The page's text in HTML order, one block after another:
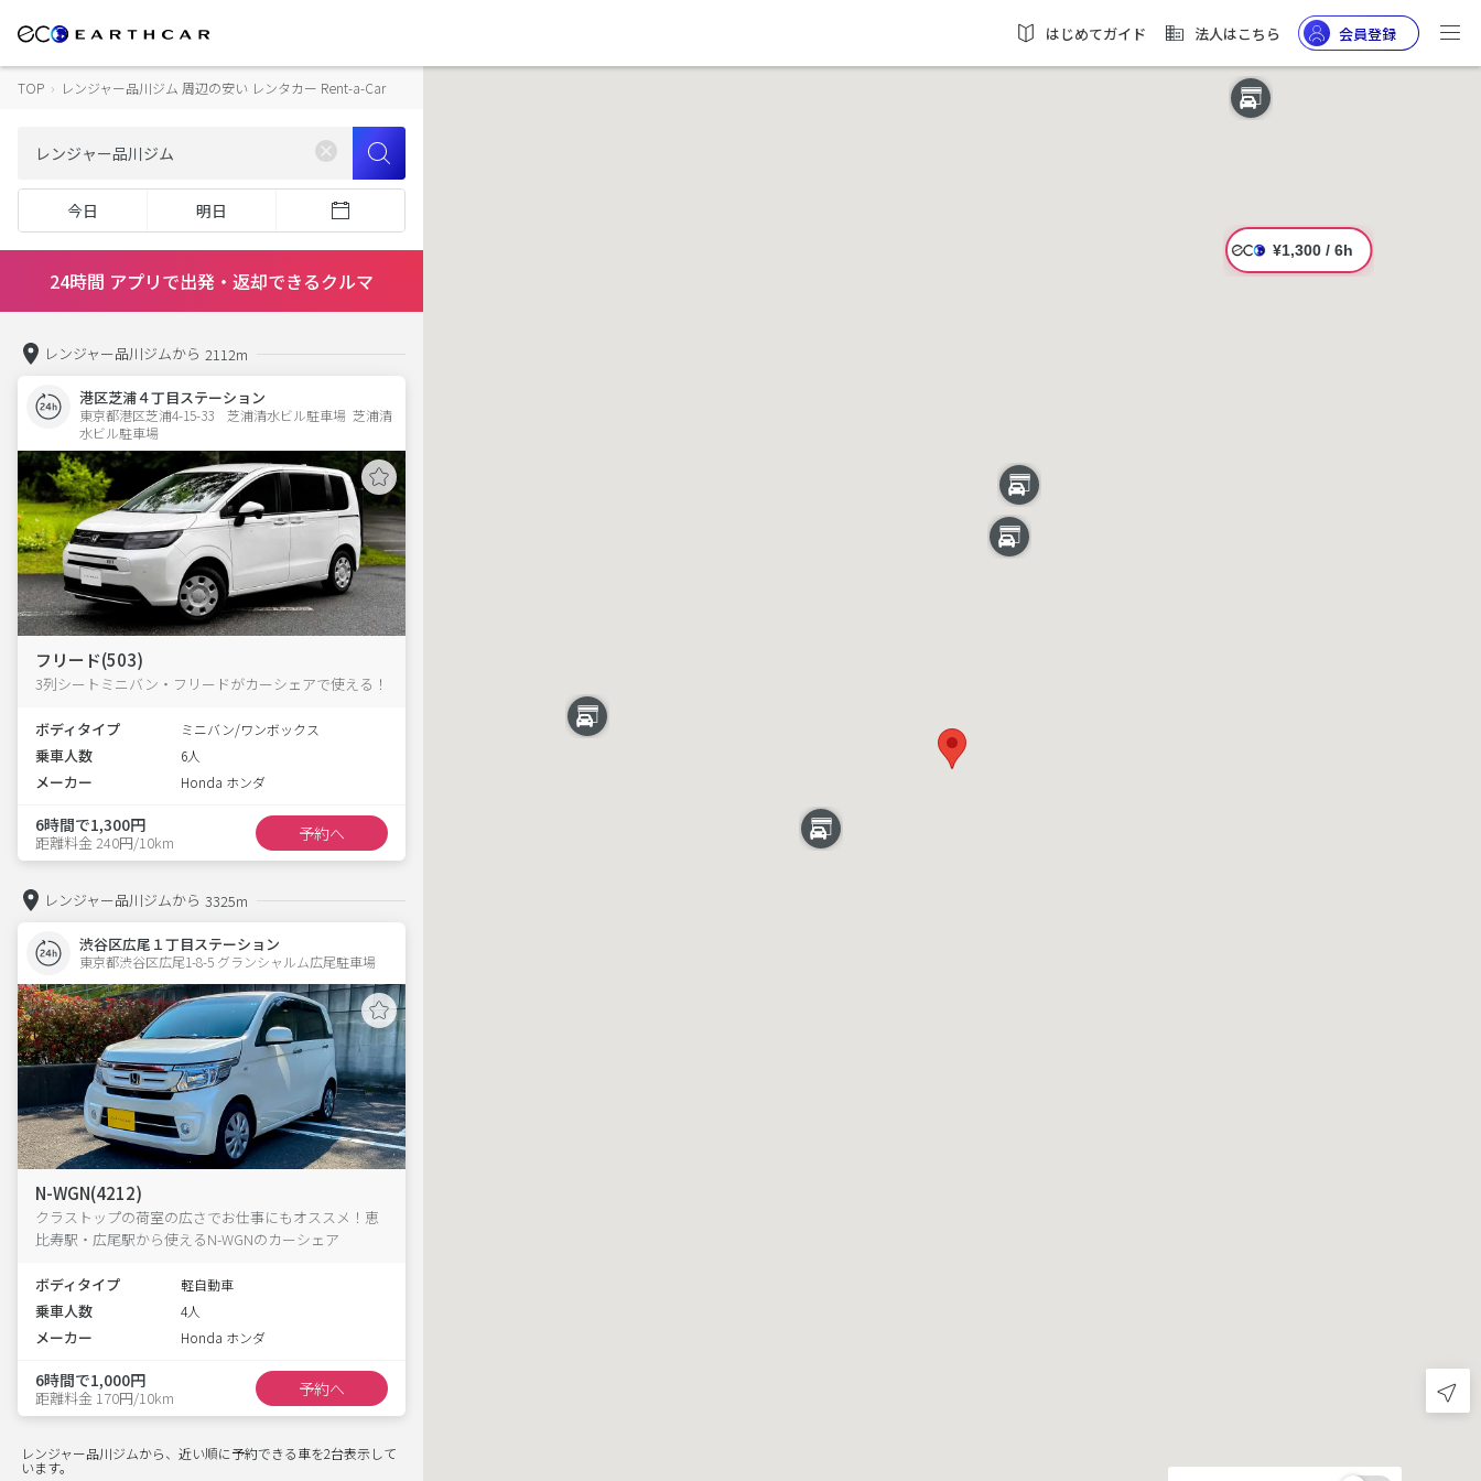
はじめてガイド 法人はこちら 会員登録
TOP › レンジャー品川ジム 周辺の安い レンタカー Rent-a-Car
今日 明日
24時間 アプリで出発・返却できるクルマ
レンジャー品川ジムから 2112m
港区芝浦４丁目ステーション
東京都港区芝浦4-15-33　芝浦清水ビル駐車場  芝浦清
水ビル駐車場
フリード(503)
3列シートミニバン・フリードがカーシェアで使える！
ボディタイプ ミニバン/ワンボックス
乗車人数 6人
メーカー Honda ホンダ
6時間で1,300円
距離料金 240円/10km 予約へ
レンジャー品川ジムから 3325m
渋谷区広尾１丁目ステーション
東京都渋谷区広尾1-8-5 グランシャルム広尾駐車場
N-WGN(4212)
クラストップの荷室の広さでお仕事にもオススメ！恵
比寿駅・広尾駅から使えるN-WGNのカーシェア
ボディタイプ 軽自動車
乗車人数 4人
メーカー Honda ホンダ
6時間で1,000円
距離料金 170円/10km 予約へ
レンジャー品川ジムから、近い順に予約できる車を2台表示して
います。